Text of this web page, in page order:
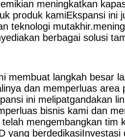
setiap pesanan
led kami menjalani
dan kinerja. Kontrol
standarkualitas adalah